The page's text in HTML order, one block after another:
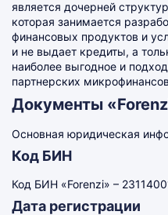
является дочерней
которая занимается
финансовых продуктов и
и не выдает кредиты, а
наиболее выгодное и
партнерских
Документы
Основная юридическая
Код БИН
Код БИН «Forenzi» –
Дата регистрации